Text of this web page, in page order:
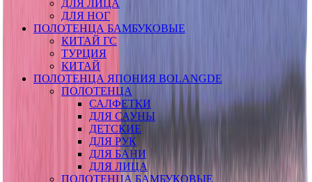
ДЛЯ ЛИЦА
ДЛЯ НОГ
ПОЛОТЕНЦА БАМБУКОВЫЕ
КИТАЙ ГС
ТУРЦИЯ
КИТАЙ
ПОЛОТЕНЦА ЯПОНИЯ BOLANGDE
ПОЛОТЕНЦА
САЛФЕТКИ
ДЛЯ САУНЫ
ДЕТСКИЕ
ДЛЯ РУК
ДЛЯ БАНИ
ДЛЯ ЛИЦА
ПОЛОТЕНЦА БАМБУКОВЫЕ